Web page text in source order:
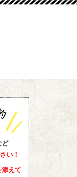
ど
い！
添えて